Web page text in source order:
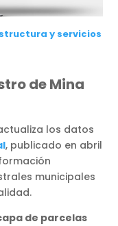
y servicios
de Mina
los datos
, publicado en abril
municipales
de parcelas